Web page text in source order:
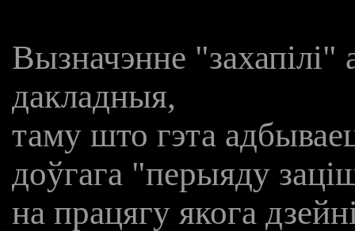
Вызначэнне
дакладныя,
таму што гэта
доўгага "перыяду
на працягу якога